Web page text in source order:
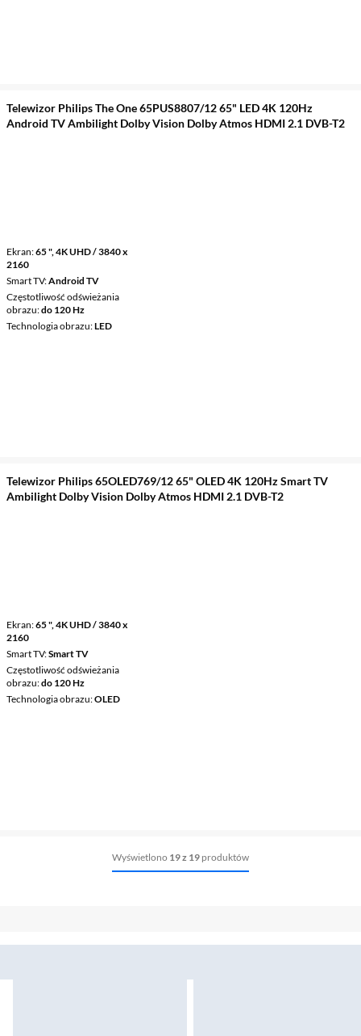
Telewizor Philips The One 65PUS8807/12 65" LED 4K 120Hz
Android TV Ambilight Dolby Vision Dolby Atmos HDMI 2.1 DVB-T2
Ekran 65 ", 4K UHD / 3840 x
2160
Smart TV Android TV
Częstotliwość odświeżania
obrazu do 120 Hz
Technologia obrazu LED
Telewizor Philips 65OLED769/12 65" OLED 4K 120Hz Smart TV
Ambilight Dolby Vision Dolby Atmos HDMI 2.1 DVB-T2
Ekran 65 ", 4K UHD / 3840 x
2160
Smart TV Smart TV
Częstotliwość odświeżania
obrazu do 120 Hz
Technologia obrazu OLED
Wyświetlono 19 z 19 produktów